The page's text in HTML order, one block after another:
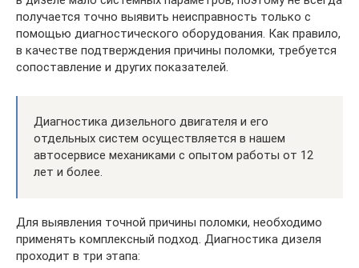
получается точно выявить неисправность только с
помощью диагностического оборудования. Как правило,
в качестве подтверждения причины поломки, требуется
сопоставление и других показателей.
Диагностика дизельного двигателя и его
отдельных систем осуществляется в нашем
автосервисе механиками с опытом работы от 12
лет и более.
Для выявления точной причины поломки, необходимо
применять комплексный подход. Диагностика дизеля
проходит в три этапа: